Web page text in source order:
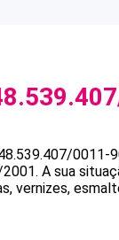
0011-
A sua
vernizes,